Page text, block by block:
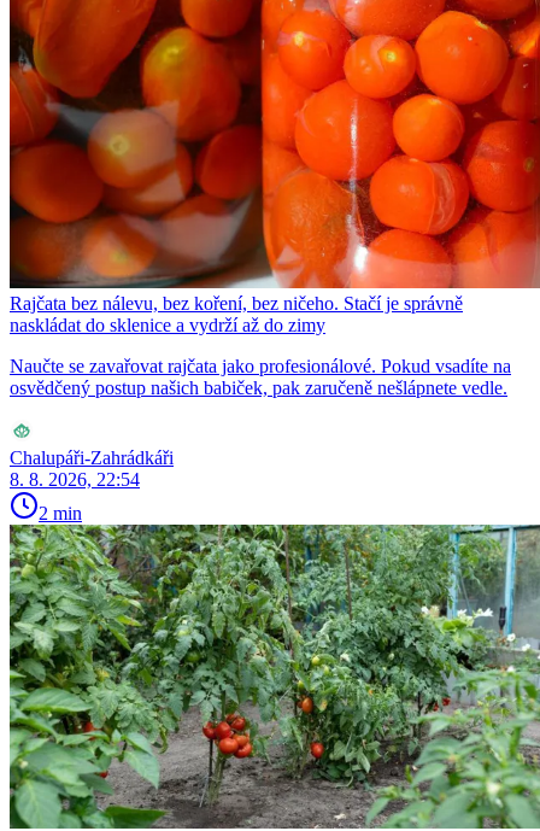
Rajčata bez nálevu, bez koření, bez ničeho. Stačí je správně
naskládat do sklenice a vydrží až do zimy
Naučte se zavařovat rajčata jako profesionálové. Pokud vsadíte na
osvědčený postup našich babiček, pak zaručeně nešlápnete vedle.
Chalupáři-Zahrádkáři
8. 8. 2026, 22:54
2 min